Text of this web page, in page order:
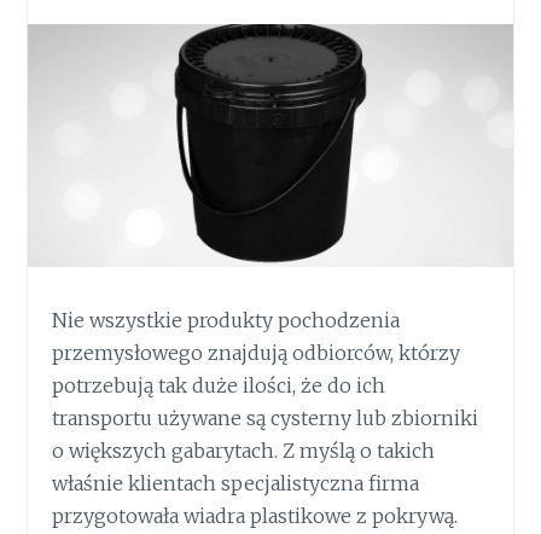
Nie wszystkie produkty pochodzenia
przemysłowego znajdują odbiorców, którzy
potrzebują tak duże ilości, że do ich
transportu używane są cysterny lub zbiorniki
o większych gabarytach. Z myślą o takich
właśnie klientach specjalistyczna firma
przygotowała wiadra plastikowe z pokrywą.